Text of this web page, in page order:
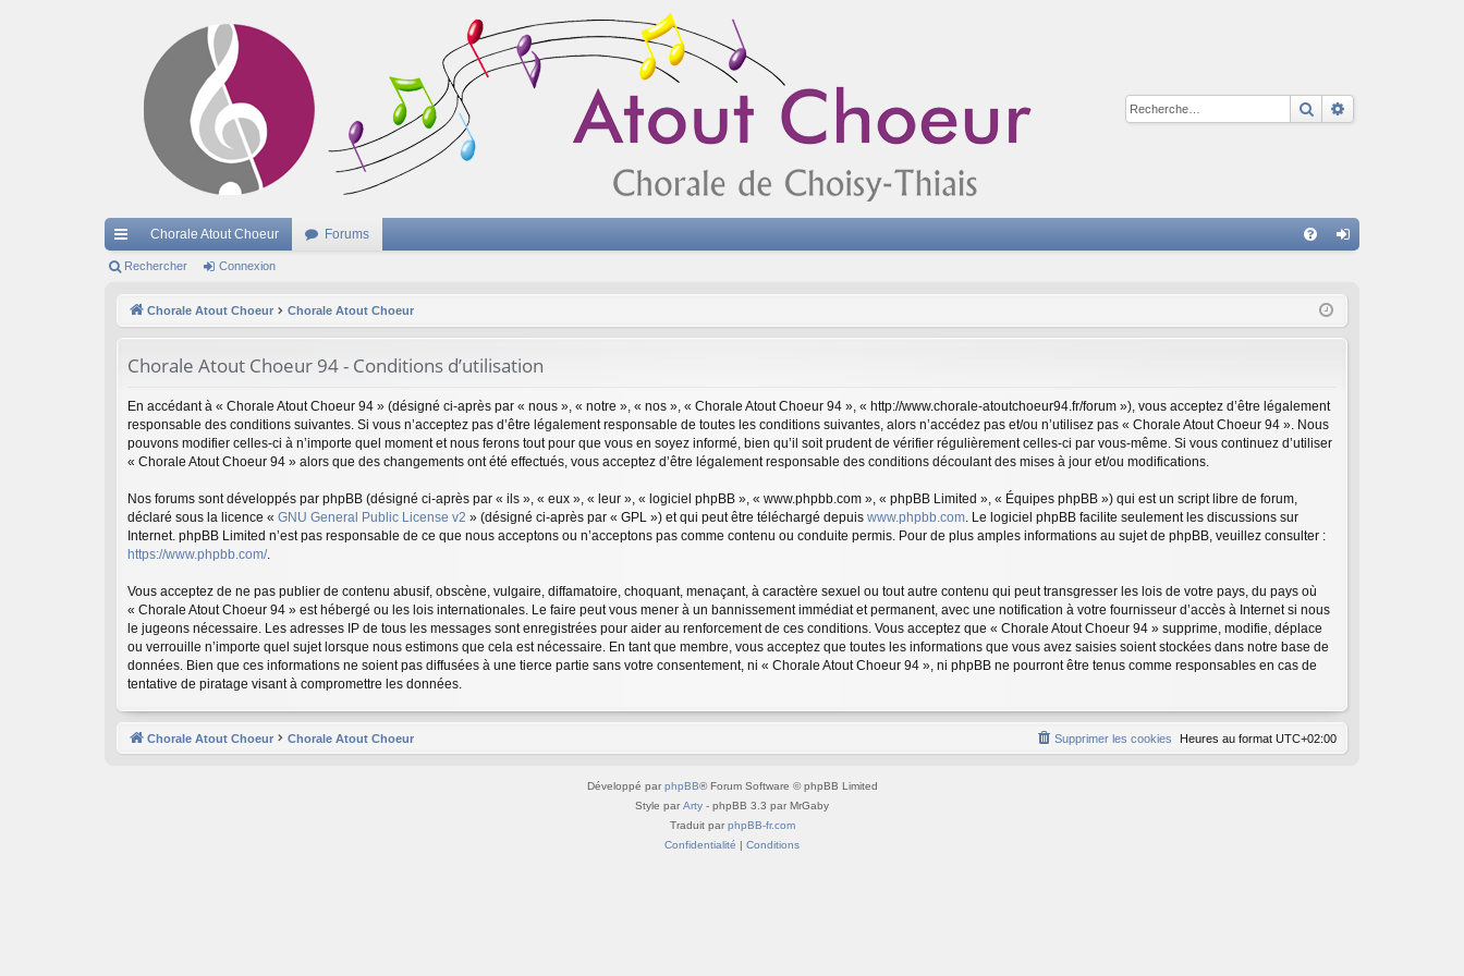
Rechercher
cc
Chorale Atout Choeur Forums
ne
Rechercher Connexion
Chorale Atout Choeur Chorale Atout Choeur
Chorale Atout Choeur 94 - Conditions d’utilisation
En accédant à « Chorale Atout Choeur 94 » (désigné ci-après par « nous », « notre », « nos », « Chorale Atout Choeur 94 », « http://www.chorale-atoutchoeur94.fr/forum »), vous acceptez d’être légalement
responsable des conditions suivantes. Si vous n’acceptez pas d’être légalement responsable de toutes les conditions suivantes, alors n’accédez pas et/ou n’utilisez pas « Chorale Atout Choeur 94 ». Nous
pouvons modifier celles-ci à n’importe quel moment et nous ferons tout pour que vous en soyez informé, bien qu’il soit prudent de vérifier régulièrement celles-ci par vous-même. Si vous continuez d’utiliser
« Chorale Atout Choeur 94 » alors que des changements ont été effectués, vous acceptez d’être légalement responsable des conditions découlant des mises à jour et/ou modifications.
Nos forums sont développés par phpBB (désigné ci-après par « ils », « eux », « leur », « logiciel phpBB », « www.phpbb.com », « phpBB Limited », « Équipes phpBB ») qui est un script libre de forum,
déclaré sous la licence « GNU General Public License v2 » (désigné ci-après par « GPL ») et qui peut être téléchargé depuis www.phpbb.com . Le logiciel phpBB facilite seulement les discussions sur
Internet. phpBB Limited n’est pas responsable de ce que nous acceptons ou n’acceptons pas comme contenu ou conduite permis. Pour de plus amples informations au sujet de phpBB, veuillez consulter :
https://www.phpbb.com/.
Vous acceptez de ne pas publier de contenu abusif, obscène, vulgaire, diffamatoire, choquant, menaçant, à caractère sexuel ou tout autre contenu qui peut transgresser les lois de votre pays, du pays où
« Chorale Atout Choeur 94 » est hébergé ou les lois internationales. Le faire peut vous mener à un bannissement immédiat et permanent, avec une notification à votre fournisseur d’accès à Internet si nous
le jugeons nécessaire. Les adresses IP de tous les messages sont enregistrées pour aider au renforcement de ces conditions. Vous acceptez que « Chorale Atout Choeur 94 » supprime, modifie, déplace
ou verrouille n’importe quel sujet lorsque nous estimons que cela est nécessaire. En tant que membre, vous acceptez que toutes les informations que vous avez saisies soient stockées dans notre base de
données. Bien que ces informations ne soient pas diffusées à une tierce partie sans votre consentement, ni « Chorale Atout Choeur 94 », ni phpBB ne pourront être tenus comme responsables en cas de
tentative de piratage visant à compromettre les données.
Chorale Atout Choeur Chorale Atout Choeur Heures au format UTC+02:00
Supprimer les cookies
Développé par phpBB® Forum Software © phpBB Limited
Style par Arty - phpBB 3.3 par MrGaby
Traduit par phpBB-fr.com
Confidentialité | Conditions